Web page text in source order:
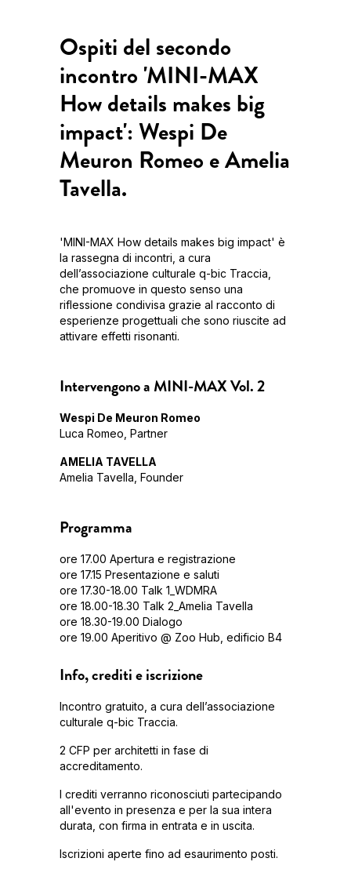
Ospiti del secondo
incontro 'MINI-MAX
How details makes big
impact': Wespi De
Meuron Romeo e Amelia
Tavella.
'MINI-MAX How details makes big impact' è
la rassegna di incontri, a cura
dell’associazione culturale q-bic Traccia,
che promuove in questo senso una
riflessione condivisa grazie al racconto di
esperienze progettuali che sono riuscite ad
attivare effetti risonanti.
Intervengono a MINI-MAX Vol. 2
Wespi De Meuron Romeo
Luca Romeo, Partner
AMELIA TAVELLA
Amelia Tavella, Founder
Programma
ore 17.00 Apertura e registrazione
ore 17.15 Presentazione e saluti
ore 17.30-18.00 Talk 1_WDMRA
ore 18.00-18.30 Talk 2_Amelia Tavella
ore 18.30-19.00 Dialogo
ore 19.00 Aperitivo @ Zoo Hub, edificio B4
Info, crediti e iscrizione
Incontro gratuito, a cura dell’associazione
culturale q-bic Traccia.
2 CFP per architetti in fase di
accreditamento.
I crediti verranno riconosciuti partecipando
all'evento in presenza e per la sua intera
durata, con firma in entrata e in uscita.
Iscrizioni aperte fino ad esaurimento posti.